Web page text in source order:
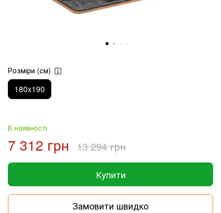
Розміри (см)
180x190
В наявності
7 312 грн 13 294 грн
Купити
Замовити швидко